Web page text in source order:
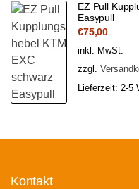
EZ Pull
Easypull
€75,00
inkl. MwSt.
zzgl.
Lieferzeit: 2-5
Kontakt